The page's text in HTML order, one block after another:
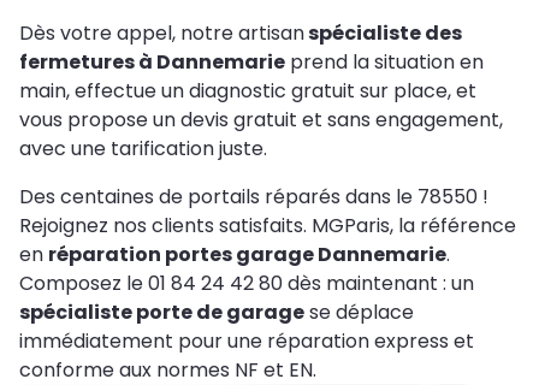
Dès votre appel, notre artisanspécialiste des
fermetures à Dannemarie prend la situation en
main, effectue un diagnostic gratuit sur place, et
vous propose un devis gratuit et sans engagement,
avec une tarification juste.
Des centaines de portails réparés dans le 78550 !
Rejoignez nos clients satisfaits. MGParis, la référence
en réparation portes garage Dannemarie.
Composez le 01 84 24 42 80 dès maintenant : un
spécialiste porte de garagese déplace
immédiatement pour une réparation express et
conforme aux normes NF et EN.